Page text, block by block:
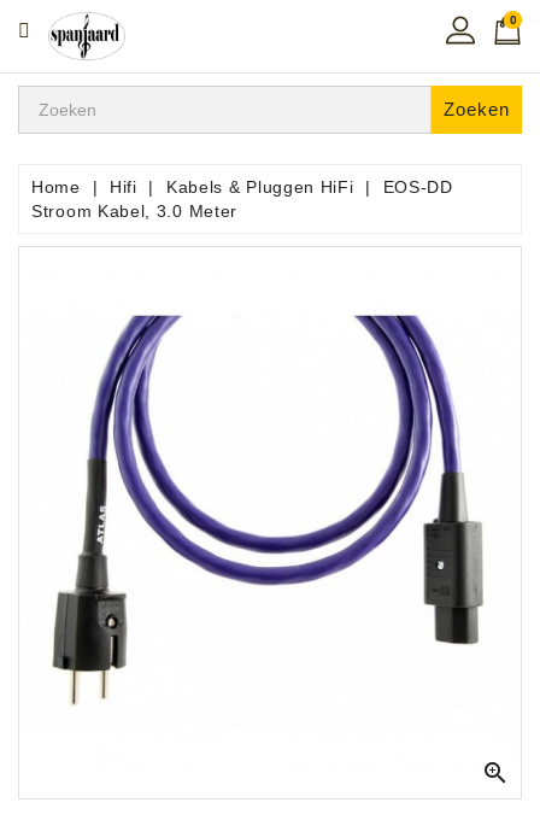
CATEGORIE
Home
In
De
Instrumenten
Snaarinstrumenten
Apparatuur
Opname
Apparatuur
Blaasinstrumenten
Microfoons
0
Zoeken
Home Hifi Kabels & Pluggen HiFi
EOS-DD
Stroom Kabel, 3.0 Meter
